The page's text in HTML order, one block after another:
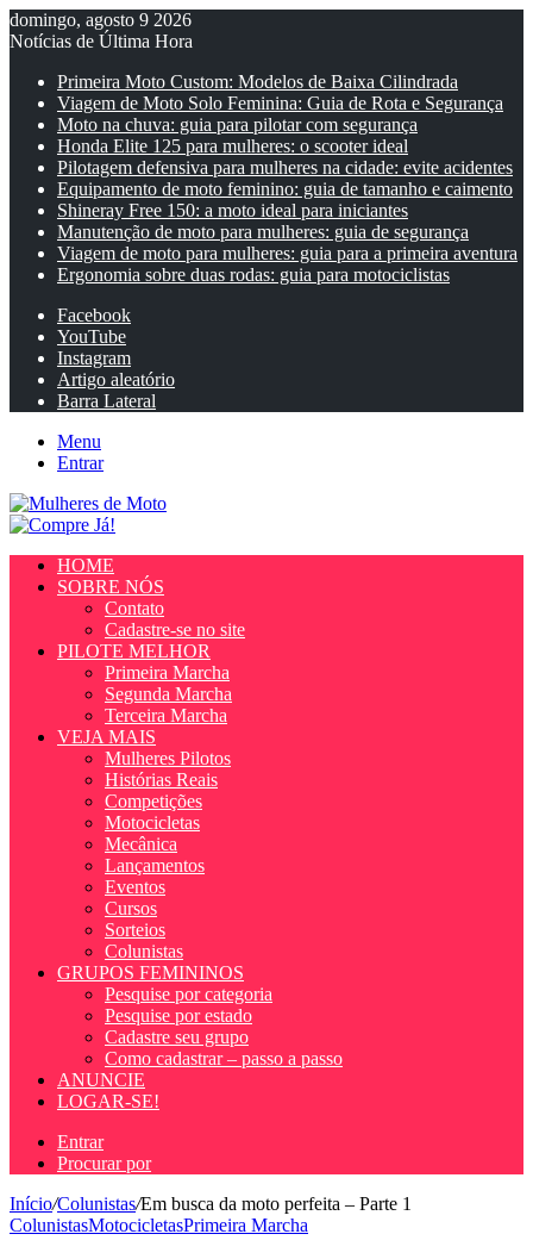
domingo, agosto 9 2026
Notícias de Última Hora
Primeira Moto Custom: Modelos de Baixa Cilindrada
Viagem de Moto Solo Feminina: Guia de Rota e Segurança
Moto na chuva: guia para pilotar com segurança
Honda Elite 125 para mulheres: o scooter ideal
Pilotagem defensiva para mulheres na cidade: evite acidentes
Equipamento de moto feminino: guia de tamanho e caimento
Shineray Free 150: a moto ideal para iniciantes
Manutenção de moto para mulheres: guia de segurança
Viagem de moto para mulheres: guia para a primeira aventura
Ergonomia sobre duas rodas: guia para motociclistas
Facebook
YouTube
Instagram
Artigo aleatório
Barra Lateral
Menu
Entrar
HOME
SOBRE NÓS
Contato
Cadastre-se no site
PILOTE MELHOR
Primeira Marcha
Segunda Marcha
Terceira Marcha
VEJA MAIS
Mulheres Pilotos
Histórias Reais
Competições
Motocicletas
Mecânica
Lançamentos
Eventos
Cursos
Sorteios
Colunistas
GRUPOS FEMININOS
Pesquise por categoria
Pesquise por estado
Cadastre seu grupo
Como cadastrar – passo a passo
ANUNCIE
LOGAR-SE!
Entrar
Procurar por
Início/Colunistas/Em busca da moto perfeita – Parte 1
ColunistasMotocicletasPrimeira Marcha